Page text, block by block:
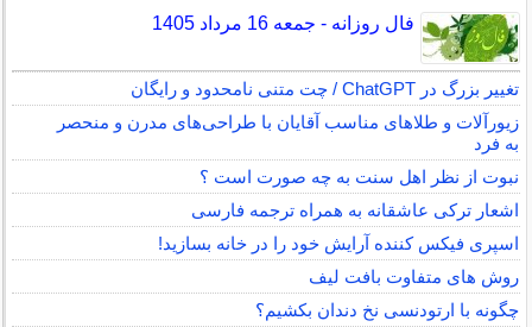
فال روزانه - جمعه 16 مرداد 1405
تغییر بزرگ در ChatGPT / چت متنی نامحدود و رایگان
زیورآلات و طلاهای مناسب آقایان با طراحی‌های مدرن و منحصر
به فرد
نبوت از نظر اهل سنت به چه صورت است ؟
اشعار ترکی عاشقانه به همراه ترجمه فارسی
اسپری فیکس کننده آرایش خود را در خانه بسازید!
روش های متفاوت بافت لیف
چگونه با ارتودنسی نخ دندان بکشیم؟